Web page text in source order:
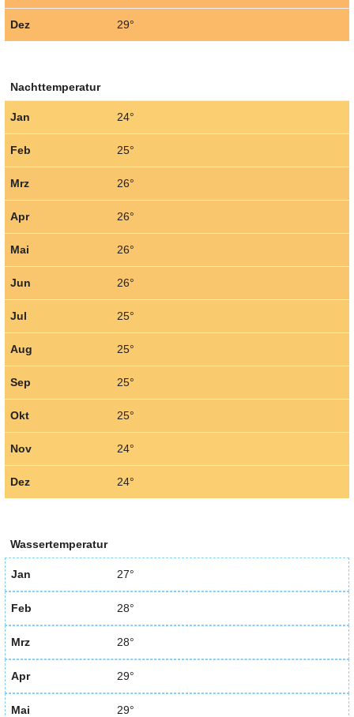
Dez 29°
Nachttemperatur
Jan 24°
Feb 25°
Mrz 26°
Apr 26°
Mai 26°
Jun 26°
Jul 25°
Aug 25°
Sep 25°
Okt 25°
Nov 24°
Dez 24°
Wassertemperatur
Jan 27°
Feb 28°
Mrz 28°
Apr 29°
Mai 29°